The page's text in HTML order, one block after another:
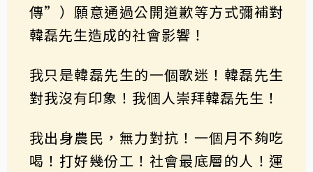
傳”）願意通過公開道歉等方式彌補對
韓磊先生造成的社會影響！
我只是韓磊先生的一個歌迷！韓磊先生
對我沒有印象！我個人崇拜韓磊先生！
我出身農民，無力對抗！一個月不夠吃
喝！打好幾份工！社會最底層的人！運